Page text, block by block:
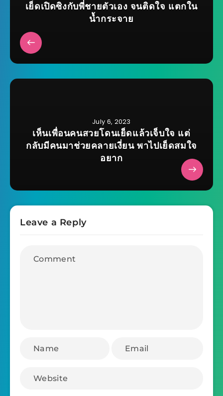
เย็ดเปิดซิงกับพี่ชายตัวเอง จนติดใจ แตกใน
น้ำกระจาย
July 6, 2023
เห็นเพื่อนคนสวยโดนเย็ดแล้วเจ็บใจ แต่
กลับมีคนมาช่วยคลายเงี่ยน พาไปเย็ดสมใจ
อยาก
Leave a Reply